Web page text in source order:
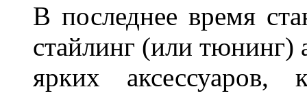
В последнее время
стайлинг (или тюнинг)
ярких аксессуаров,